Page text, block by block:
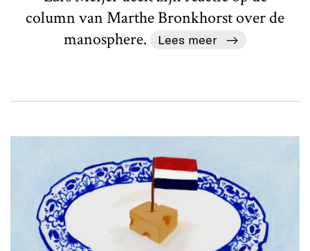
column van Marthe Bronkhorst over de
manosphere.
Lees meer